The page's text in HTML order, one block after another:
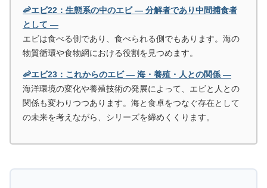
🦐エビ22：生態系の中のエビ ― 分解者であり中間捕食者
として ―
エビは食べる側であり、食べられる側でもあります。海の
物質循環や食物網における役割を見つめます。
🦐エビ23：これからのエビ ― 海・養殖・人との関係 ―
海洋環境の変化や養殖技術の発展によって、エビと人との
関係も変わりつつあります。海と食卓をつなぐ存在として
の未来を考えながら、シリーズを締めくくります。